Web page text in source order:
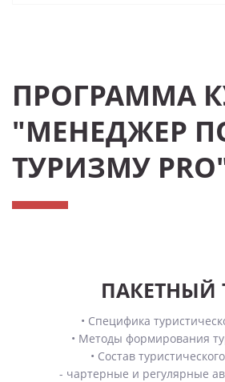
ПРОГРАММА
"МЕНЕДЖЕР
ТУРИЗМУ
ПАКЕТНЫЙ
• Специфика
• Методы формирования
• Состав
- чартерные и регулярные